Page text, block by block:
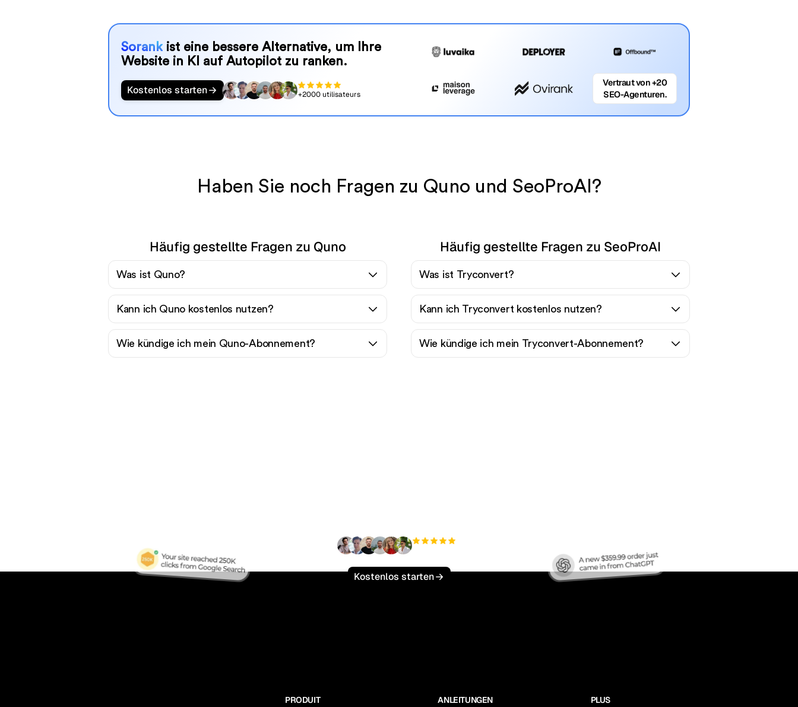
Sorankist eine bessere Alternative, um Ihre
Website in KI auf Autopilot zu ranken.
Kostenlos starten +2000 utilisateurs
Vertraut von +20
SEO-Agenturen.
Haben Sie noch Fragen zu Quno und SeoProAI?
Häufig gestellte Fragen zu Quno
Was ist Quno?
Kann ich Quno kostenlos nutzen?
Wie kündige ich mein Quno-Abonnement?
Häufig gestellte Fragen zu SeoProAI
Was ist Tryconvert?
Kann ich Tryconvert kostenlos nutzen?
Wie kündige ich mein Tryconvert-Abonnement?
Kostenlos starten
PRODUIT ANLEITUNGEN PLUS